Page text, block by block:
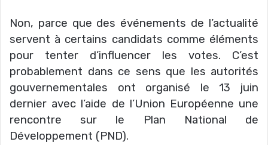
Non, parce que des événements de l’actualité
servent à certains candidats comme éléments
pour tenter d’influencer les votes. C’est
probablement dans ce sens que les autorités
gouvernementales ont organisé le 13 juin
dernier avec l’aide de l’Union Européenne une
rencontre sur le Plan National de
Développement (PND).